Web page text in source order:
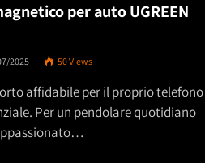
per auto UGREEN
2025 50Views
affidabile per il proprio telefono
Per un pendolare quotidiano